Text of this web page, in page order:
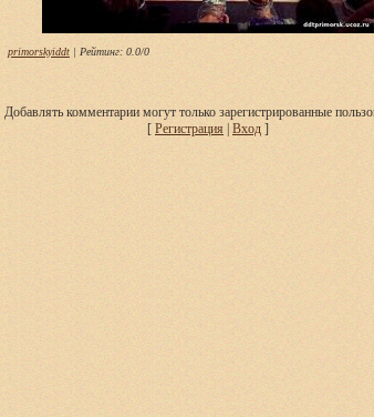
primorskyiddt | Рейтинг: 0.0/0
Добавлять комментарии могут только зарегистрированные
[ Регистрация Вход ]